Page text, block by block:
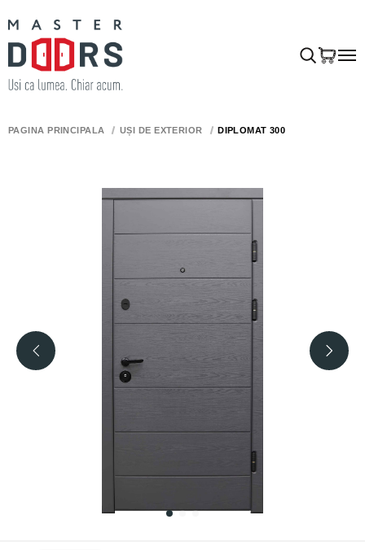
PAGINA PRINCIPALĂ UȘI DE EXTERIOR DIPLOMAT 300